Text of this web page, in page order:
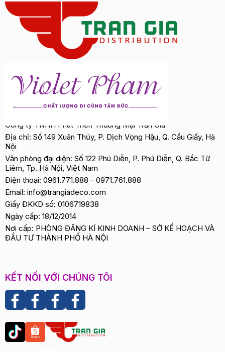
Công ty TNHH Phát Triển Thương Mại Trần Gia
Địa chỉ: Số 149 Xuân Thủy, P. Dịch Vọng Hậu, Q. Cầu Giấy, Hà
Nội
Văn phòng đại diện: Số 122 Phú Diễn, P. Phú Diễn, Q. Bắc Từ
Liêm, Tp. Hà Nội, Việt Nam
Điện thoại: 0961.771.888 - 0971.761.888
Email: info@trangiadeco.com
Giấy ĐKKD số: 0106719838
Ngày cấp: 18/12/2014
Nơi cấp: PHÒNG ĐĂNG KÍ KINH DOANH – SỞ KẾ HOẠCH VÀ
ĐẦU TƯ THÀNH PHỐ HÀ NỘI
KẾT NỐI VỚI CHÚNG TÔI